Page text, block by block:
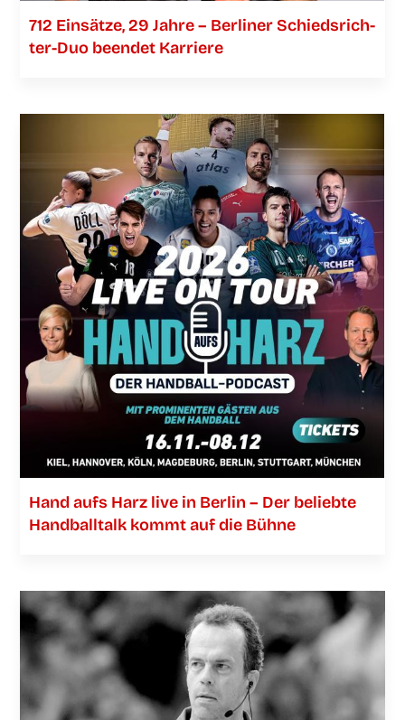
712 Ein­sät­ze, 29 Jah­re – Ber­li­ner Schieds­­­rich­­­
ter-Duo been­det Karriere
Hand aufs Harz live in Ber­lin – Der belieb­te
Hand­ball­talk kommt auf die Bühne